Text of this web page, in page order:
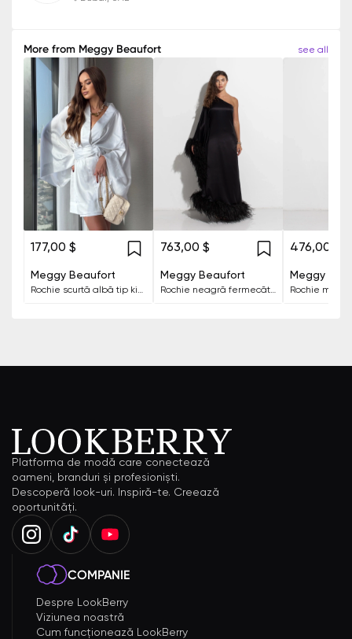
More from Meggy Beaufort see all
177,00 $
Meggy Beaufort
Rochie scurtă albă tip kimono
763,00 $
Meggy Beaufort
Rochie neagră fermecătoare cu un singur umăr și pene
476,00 $
Meggy
Platforma de modă care conectează
oameni, branduri și profesioniști.
Descoperă look-uri. Inspiră-te. Creează
oportunități.
COMPANIE
Despre LookBerry
Viziunea noastră
Cum funcționează LookBerry